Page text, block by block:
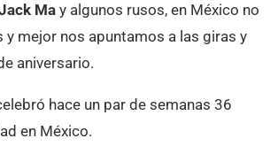
May algunos rusos, en México no
y mejor nos apuntamos a las giras y
aniversario.
hace un par de semanas 36
en México.